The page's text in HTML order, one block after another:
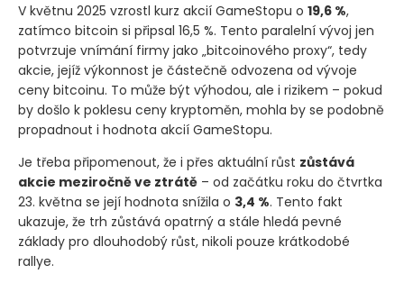
V květnu 2025 vzrostl kurz akcií GameStopu o 19,6 %,
zatímco bitcoin si připsal 16,5 %. Tento paralelní vývoj jen
potvrzuje vnímání firmy jako „bitcoinového proxy“, tedy
akcie, jejíž výkonnost je částečně odvozena od vývoje
ceny bitcoinu. To může být výhodou, ale i rizikem – pokud
by došlo k poklesu ceny kryptoměn, mohla by se podobně
propadnout i hodnota akcií GameStopu.
Je třeba připomenout, že i přes aktuální růst zůstává
akcie meziročně ve ztrátě – od začátku roku do čtvrtka
23. května se její hodnota snížila o 3,4 %. Tento fakt
ukazuje, že trh zůstává opatrný a stále hledá pevné
základy pro dlouhodobý růst, nikoli pouze krátkodobé
rallye.